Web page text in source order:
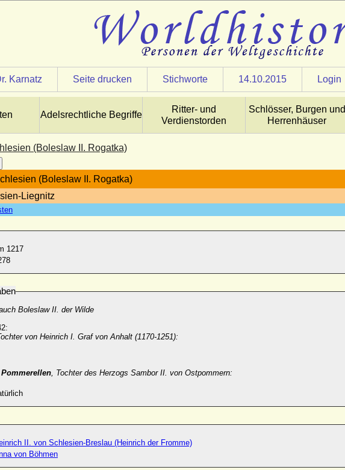
Karnatz Seite drucken Stichworte 14.10.2015 Login
Adelsrechtliche Begriffe
Ritter- und
Verdienstorden
Schlösser, Burgen und
Herrenhäuser
(Boleslaw II. Rogatka)
(Boleslaw II. Rogatka)
Liegnitz
1217
Boleslaw II. der Wilde
von Heinrich I. Graf von Anhalt (1170-1251):
, Tochter des Herzogs Sambor II. von Ostpommern:
II. von Schlesien-Breslau (Heinrich der Fromme)
von Böhmen